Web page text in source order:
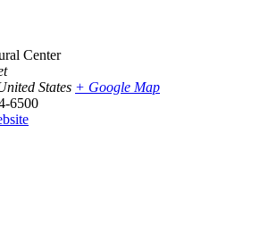
Center
States + Google Map
6500